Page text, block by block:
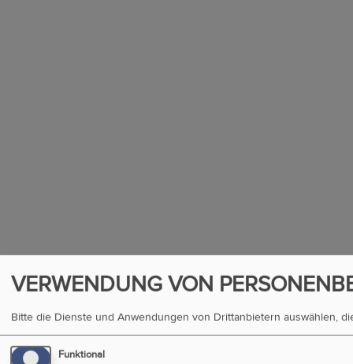
VERWENDUNG VON
Bitte die Dienste und Anwendungen von Drittanbietern auswählen,
Funktional